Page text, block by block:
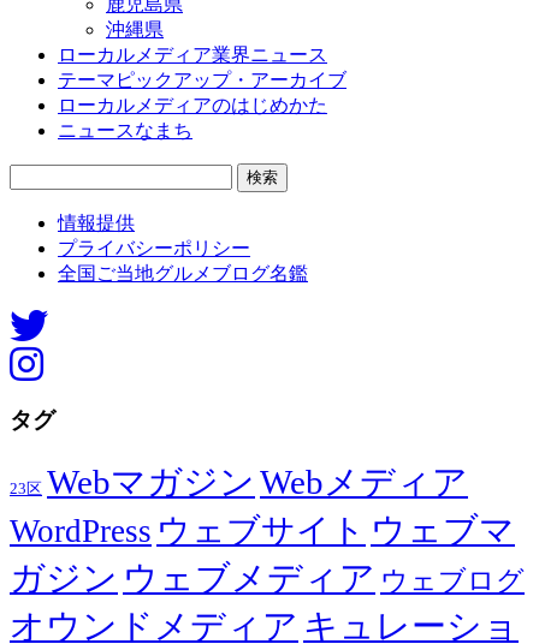
沖縄県
ローカルメディア業界ニュース
テーマピックアップ・アーカイブ
ローカルメディアのはじめかた
ニュースなまち
情報提供
プライバシーポリシー
全国ご当地グルメブログ名鑑
タグ
23区 Webマガジン Webメディア
WordPress ウェブサイト ウェブマ
ガジン ウェブメディア ウェブログ
オウンドメディア キュレーショ